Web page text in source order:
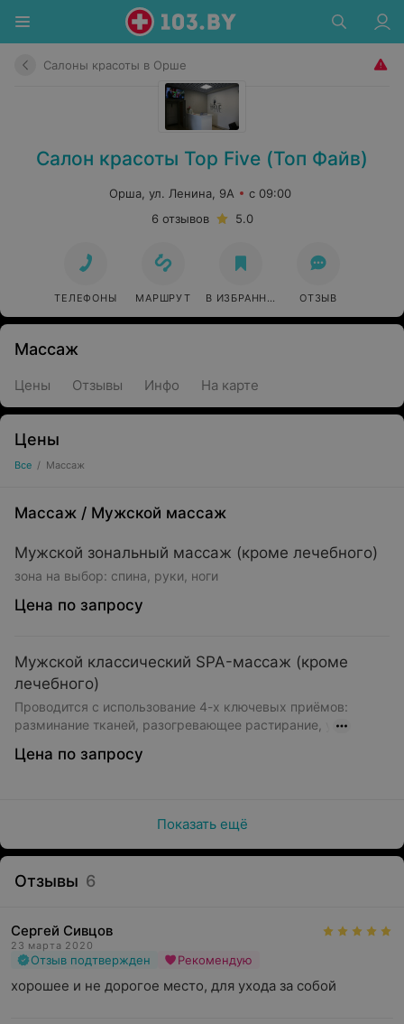
Салоны красоты в Орше
Салон красоты Top Five (Топ Файв)
Орша, ул. Ленина, 9А
с 09:00
6 отзывов
5.0
ТЕЛЕФОНЫ МАРШРУТ В ИЗБРАННОЕ ОТЗЫВ
Массаж
Цены Отзывы Инфо На карте
Цены
Все / Массаж
Массаж / Мужской массаж
Мужской зональный массаж (кроме лечебного)
зона на выбор: спина, руки, ноги
Цена по запросу
Мужской классический SPA-массаж (кроме
лечебного)
Проводится с использование 4-х ключевых приёмов:
разминание тканей, разогревающее растирание, у
Цена по запросу
Показать ещё
Отзывы 6
Сергей Сивцов
23 марта 2020
Отзыв подтвержден Рекомендую
хорошее и не дорогое место, для ухода за собой